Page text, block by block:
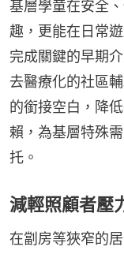
基層學童在安全
趣，更能在日常
完成關鍵的早期
去醫療化的社區
的銜接空白，降
賴，為基層特殊
托。
減輕照顧者壓
在劏房等狹窄的